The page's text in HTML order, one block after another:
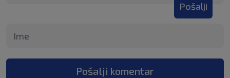
Pošalji
Pošalji komentar